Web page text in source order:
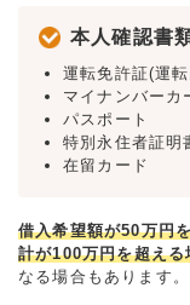
本人確認書
運転免許証(運
マイナンバーカ
パスポート
特別永住者証明
在留カード
借入希望額が50万円
計が100万円を超える
なる場合もあります。